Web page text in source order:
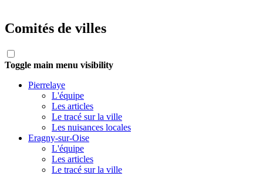
Comités de villes
Toggle main menu visibility
Pierrelaye
L'équipe
Les articles
Le tracé sur la ville
Les nuisances locales
Eragny-sur-Oise
L'équipe
Les articles
Le tracé sur la ville